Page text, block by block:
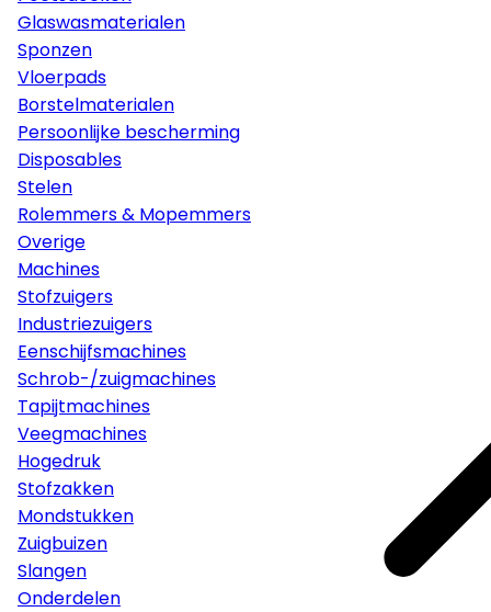
Glaswasmaterialen
Sponzen
Vloerpads
Borstelmaterialen
Persoonlijke bescherming
Disposables
Stelen
Rolemmers & Mopemmers
Overige
Machines
Stofzuigers
Industriezuigers
Eenschijfsmachines
Schrob-/zuigmachines
Tapijtmachines
Veegmachines
Hogedruk
Stofzakken
Mondstukken
Zuigbuizen
Slangen
Onderdelen